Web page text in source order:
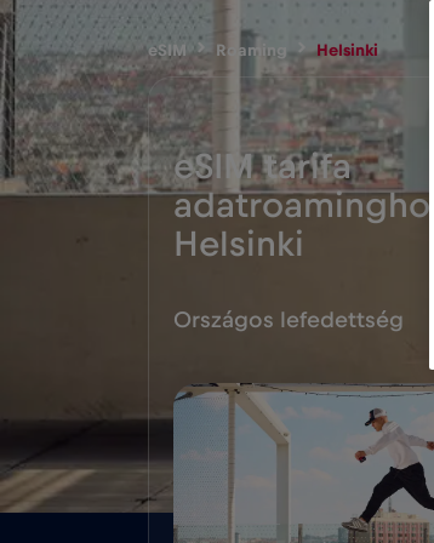
eSIM Roaming Helsinki
eSIM tarifa
adatroaminghoz
Helsinki
Országos lefedettség